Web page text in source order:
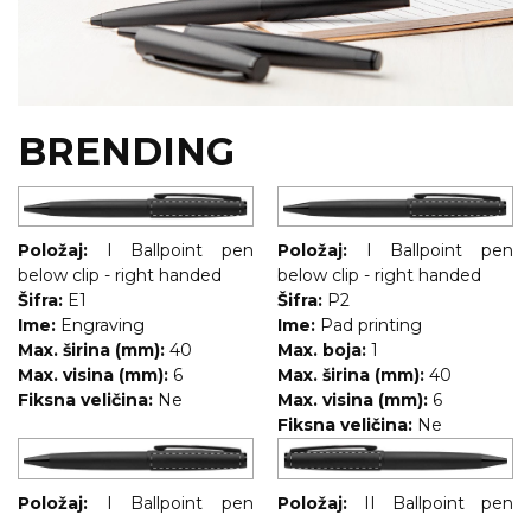
BRENDING
Položaj:
I Ballpoint pen
below clip - right handed
Šifra: E1
Ime: Engraving
Max. širina (mm): 40
Max. visina (mm): 6
Fiksna veličina: Ne
Položaj:
I Ballpoint pen
below clip - right handed
Šifra: P2
Ime: Pad printing
Max. boja: 1
Max. širina (mm): 40
Max. visina (mm): 6
Fiksna veličina: Ne
Položaj:
I Ballpoint pen
Položaj:
II Ballpoint pen